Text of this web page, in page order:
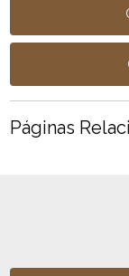
Páginas